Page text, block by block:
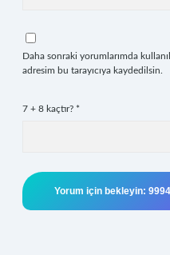
Daha sonraki yorumlarımda
adresim bu tarayıcıya kaydedilsin.
7 + 8 kaçtır? *